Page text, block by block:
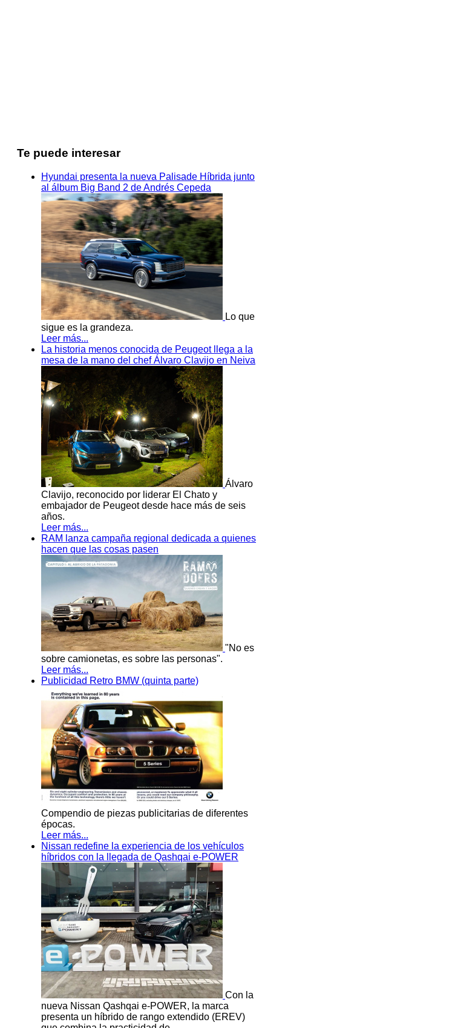
Te puede interesar
Hyundai presenta la nueva Palisade Híbrida junto
al álbum Big Band 2 de Andrés Cepeda
Lo que
sigue es la grandeza.
Leer más...
La historia menos conocida de Peugeot llega a la
mesa de la mano del chef Álvaro Clavijo en Neiva
Álvaro
Clavijo, reconocido por liderar El Chato y
embajador de Peugeot desde hace más de seis
años.
Leer más...
RAM lanza campaña regional dedicada a quienes
hacen que las cosas pasen
"No es
sobre camionetas, es sobre las personas".
Leer más...
Publicidad Retro BMW (quinta parte)
Compendio de piezas publicitarias de diferentes
épocas.
Leer más...
Nissan redefine la experiencia de los vehículos
híbridos con la llegada de Qashqai e-POWER
Con la
nueva Nissan Qashqai e-POWER, la marca
presenta un híbrido de rango extendido (EREV)